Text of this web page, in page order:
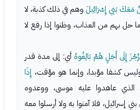
مَعَكَ بَنِي إِسْرَائِيلَ وهم في ذلك كذبة، لا
حل بهم من العذاب، وظنوا إذا رفع لا
إِلَى أَجَلٍ هُمْ بَالِغُوهُ أي: إلى مدة قدر
وليس كشفا مؤبدا، وإنما هو مؤقت، إِذَا
الذي عاهدوا عليه موسى، ووعدوه
إسرائيل، فلا آمنوا به ولا أرسلوا معه